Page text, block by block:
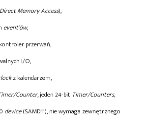
Direct Memory Access),
event’ów,
przerwań,
I/O,
z kalendarzem,
Counter,jeden 24-bit Timer/Counters,
device(SAMD11), nie wymaga zewnętrznego